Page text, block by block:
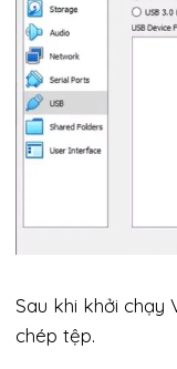
Sau khi khởi chạy
chép tệp.